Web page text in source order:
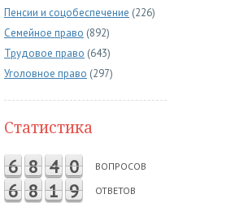
Пенсии и соцобеспечение (226)
Семейное право (892)
Трудовое право (643)
Уголовное право (297)
Статистика
6 8 4 0 ВОПРОСОВ
6 8 1 9 ОТВЕТОВ